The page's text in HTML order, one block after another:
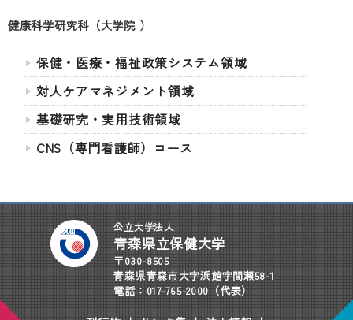
健康科学研究科（大学院 ）
保健・医療・福祉政策システム領域
対人ケアマネジメント領域
基礎研究・実用技術領域
CNS（専門看護師）コース
公立大学法人
青森県立保健大学
〒030-8505
青森県青森市大字浜館字間瀬58-1
電話：017-765-2000（代表）